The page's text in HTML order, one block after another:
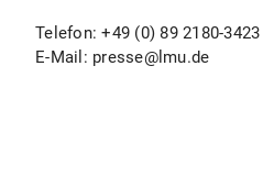
Telefon: +49 (0) 89 2180-3423
E-Mail: presse@lmu.de